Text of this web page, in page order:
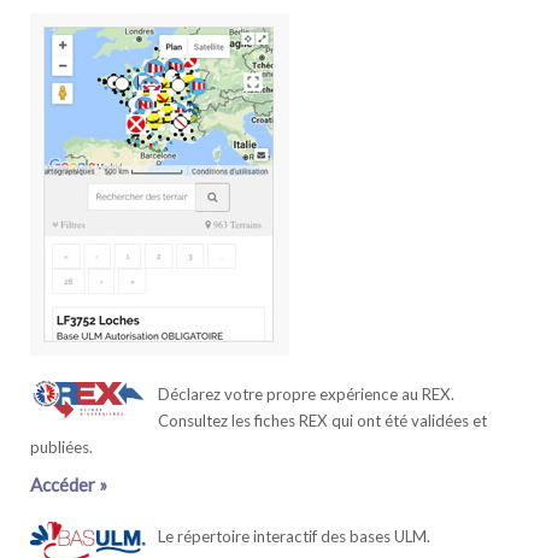
Déclarez votre propre expérience au REX.
Consultez les fiches REX qui ont été validées et
publiées.
Accéder »
Le répertoire interactif des bases ULM.